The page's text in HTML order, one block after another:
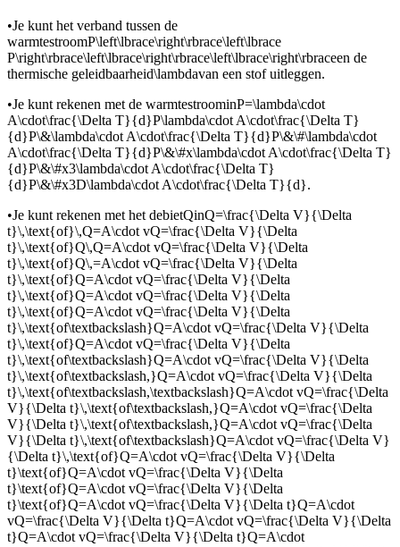
•Je kunt het verband tussen de
warmtestroomP\left\lbrace\right\rbrace\left\lbrace
P\right\rbrace\left\lbrace\right\rbrace\left\lbrace\right\rbraceen de
thermische geleidbaarheid\lambdavan een stof uitleggen.
•Je kunt rekenen met de warmtestroominP=\lambda\cdot
A\cdot\frac{\Delta T}{d}P\lambda\cdot A\cdot\frac{\Delta T}
{d}P\&\lambda\cdot A\cdot\frac{\Delta T}{d}P\&\#\lambda\cdot
A\cdot\frac{\Delta T}{d}P\&\#x\lambda\cdot A\cdot\frac{\Delta T}
{d}P\&\#x3\lambda\cdot A\cdot\frac{\Delta T}
{d}P\&\#x3D\lambda\cdot A\cdot\frac{\Delta T}{d}.
•Je kunt rekenen met het debietQinQ=\frac{\Delta V}{\Delta
t}\,\text{of}\,Q=A\cdot vQ=\frac{\Delta V}{\Delta
t}\,\text{of}Q\,Q=A\cdot vQ=\frac{\Delta V}{\Delta
t}\,\text{of}Q\,=A\cdot vQ=\frac{\Delta V}{\Delta
t}\,\text{of}Q=A\cdot vQ=\frac{\Delta V}{\Delta
t}\,\text{of}Q=A\cdot vQ=\frac{\Delta V}{\Delta
t}\,\text{of}Q=A\cdot vQ=\frac{\Delta V}{\Delta
t}\,\text{of\textbackslash}Q=A\cdot vQ=\frac{\Delta V}{\Delta
t}\,\text{of}Q=A\cdot vQ=\frac{\Delta V}{\Delta
t}\,\text{of\textbackslash}Q=A\cdot vQ=\frac{\Delta V}{\Delta
t}\,\text{of\textbackslash,}Q=A\cdot vQ=\frac{\Delta V}{\Delta
t}\,\text{of\textbackslash,\textbackslash}Q=A\cdot vQ=\frac{\Delta
V}{\Delta t}\,\text{of\textbackslash,}Q=A\cdot vQ=\frac{\Delta
V}{\Delta t}\,\text{of\textbackslash,}Q=A\cdot vQ=\frac{\Delta
V}{\Delta t}\,\text{of\textbackslash}Q=A\cdot vQ=\frac{\Delta V}
{\Delta t}\,\text{of}Q=A\cdot vQ=\frac{\Delta V}{\Delta
t}\text{of}Q=A\cdot vQ=\frac{\Delta V}{\Delta
t}\text{of}Q=A\cdot vQ=\frac{\Delta V}{\Delta
t}\text{of}Q=A\cdot vQ=\frac{\Delta V}{\Delta t}Q=A\cdot
vQ=\frac{\Delta V}{\Delta t}Q=A\cdot vQ=\frac{\Delta V}{\Delta
t}Q=A\cdot vQ=\frac{\Delta V}{\Delta t}Q=A\cdot